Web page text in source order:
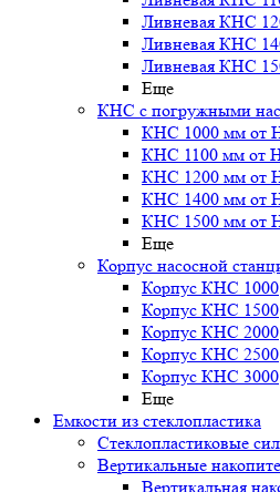
Ливневая КНС
Ливневая КНС
Ливневая КНС
Еще
КНС с погружными
КНС 1000 мм от
КНС 1100 мм от
КНС 1200 мм от
КНС 1400 мм от
КНС 1500 мм от
Еще
Корпус насосной
Корпус КНС 1000
Корпус КНС 1500
Корпус КНС 2000
Корпус КНС 2500
Корпус КНС 3000
Еще
Емкости из стеклопластика
Стеклопластиковые
Вертикальные
Вертикальная